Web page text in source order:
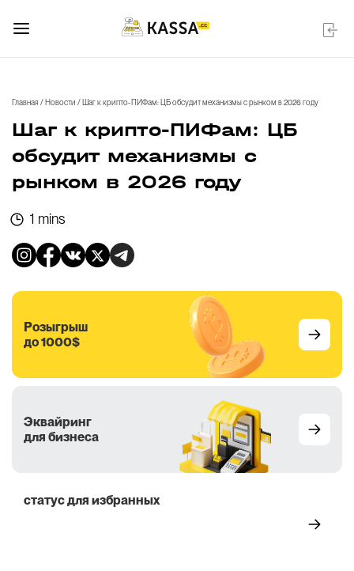
Главная /Новости /Шаг к крипто-ПИФам: ЦБ обсудит механизмы с рынком в 2026 году
Шаг к крипто-ПИФам: ЦБ
обсудит механизмы с
рынком в 2026 году
1 mins
Розыгрыш
до 1000$
Эквайринг
для бизнеса
статус для избранных